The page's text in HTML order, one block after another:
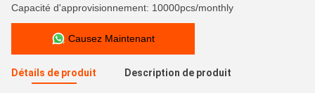
Capacité d'approvisionnement: 10000pcs/monthly
Causez Maintenant
Détails de produit Description de produit